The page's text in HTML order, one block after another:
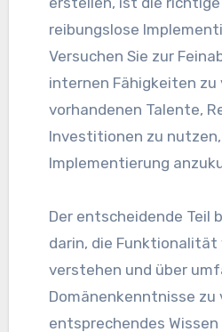
reibungslose
Versuchen Sie zur
internen Fähigkeiten zu
vorhandenen Talente,
Investitionen zu nutzen,
Implementierung
Der entscheidende Teil
darin, die Funktionalität
verstehen und über
Domänenkenntnisse zu
entsprechendes